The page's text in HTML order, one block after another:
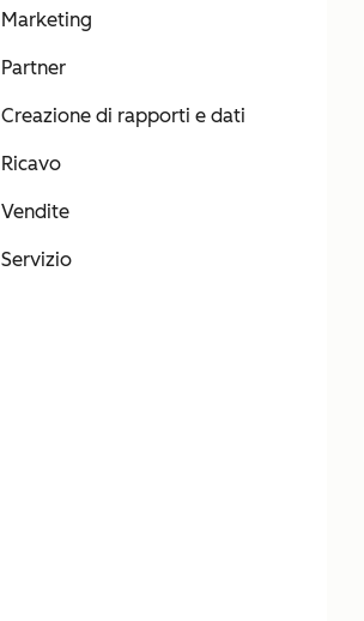
Marketing
Partner
Creazione di rapporti e dati
Ricavo
Vendite
Servizio